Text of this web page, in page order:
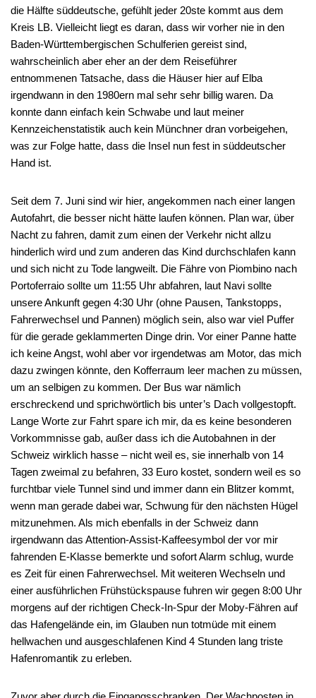
die Hälfte süddeutsche, gefühlt jeder 20ste kommt aus dem
Kreis LB. Vielleicht liegt es daran, dass wir vorher nie in den
Baden-Württembergischen Schulferien gereist sind,
wahrscheinlich aber eher an der dem Reiseführer
entnommenen Tatsache, dass die Häuser hier auf Elba
irgendwann in den 1980ern mal sehr sehr billig waren. Da
konnte dann einfach kein Schwabe und laut meiner
Kennzeichenstatistik auch kein Münchner dran vorbeigehen,
was zur Folge hatte, dass die Insel nun fest in süddeutscher
Hand ist.
Seit dem 7. Juni sind wir hier, angekommen nach einer langen
Autofahrt, die besser nicht hätte laufen können. Plan war, über
Nacht zu fahren, damit zum einen der Verkehr nicht allzu
hinderlich wird und zum anderen das Kind durchschlafen kann
und sich nicht zu Tode langweilt. Die Fähre von Piombino nach
Portoferraio sollte um 11:55 Uhr abfahren, laut Navi sollte
unsere Ankunft gegen 4:30 Uhr (ohne Pausen, Tankstopps,
Fahrerwechsel und Pannen) möglich sein, also war viel Puffer
für die gerade geklammerten Dinge drin. Vor einer Panne hatte
ich keine Angst, wohl aber vor irgendetwas am Motor, das mich
dazu zwingen könnte, den Kofferraum leer machen zu müssen,
um an selbigen zu kommen. Der Bus war nämlich
erschreckend und sprichwörtlich bis unter’s Dach vollgestopft.
Lange Worte zur Fahrt spare ich mir, da es keine besonderen
Vorkommnisse gab, außer dass ich die Autobahnen in der
Schweiz wirklich hasse – nicht weil es, sie innerhalb von 14
Tagen zweimal zu befahren, 33 Euro kostet, sondern weil es so
furchtbar viele Tunnel sind und immer dann ein Blitzer kommt,
wenn man gerade dabei war, Schwung für den nächsten Hügel
mitzunehmen. Als mich ebenfalls in der Schweiz dann
irgendwann das Attention-Assist-Kaffeesymbol der vor mir
fahrenden E-Klasse bemerkte und sofort Alarm schlug, wurde
es Zeit für einen Fahrerwechsel. Mit weiteren Wechseln und
einer ausführlichen Frühstückspause fuhren wir gegen 8:00 Uhr
morgens auf der richtigen Check-In-Spur der Moby-Fähren auf
das Hafengelände ein, im Glauben nun totmüde mit einem
hellwachen und ausgeschlafenen Kind 4 Stunden lang triste
Hafenromantik zu erleben.